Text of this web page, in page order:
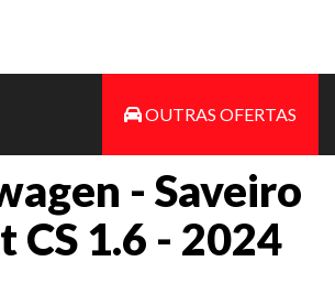
OUTRAS OFERTAS
- Saveiro
CS 1.6 - 2024